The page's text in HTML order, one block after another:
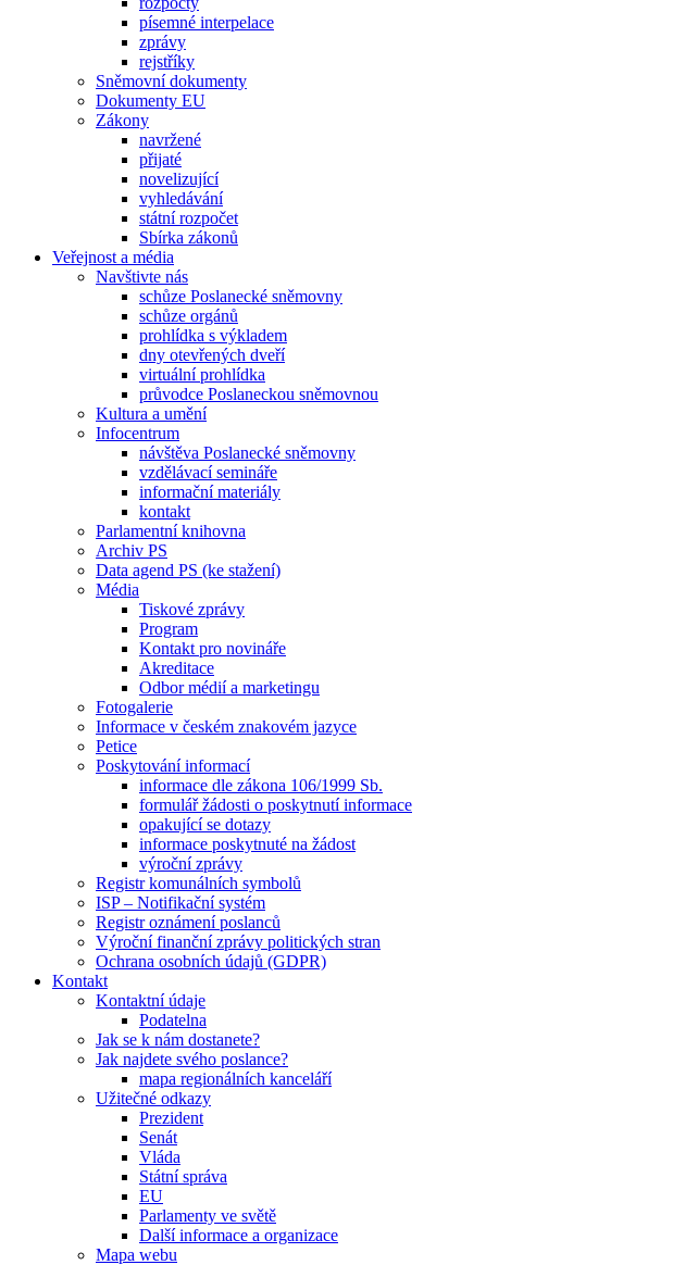
písemné interpelace
zprávy
rejstříky
Sněmovní dokumenty
Dokumenty EU
Zákony
navržené
přijaté
novelizující
vyhledávání
státní rozpočet
Sbírka zákonů
Veřejnost a média
Navštivte nás
schůze Poslanecké sněmovny
schůze orgánů
prohlídka s výkladem
dny otevřených dveří
virtuální prohlídka
průvodce Poslaneckou sněmovnou
Kultura a umění
Infocentrum
návštěva Poslanecké sněmovny
vzdělávací semináře
informační materiály
kontakt
Parlamentní knihovna
Archiv PS
Data agend PS (ke stažení)
Média
Tiskové zprávy
Program
Kontakt pro novináře
Akreditace
Odbor médií a marketingu
Fotogalerie
Informace v českém znakovém jazyce
Petice
Poskytování informací
informace dle zákona 106/1999 Sb.
formulář žádosti o poskytnutí informace
opakující se dotazy
informace poskytnuté na žádost
výroční zprávy
Registr komunálních symbolů
ISP – Notifikační systém
Registr oznámení poslanců
Výroční finanční zprávy politických stran
Ochrana osobních údajů (GDPR)
Kontakt
Kontaktní údaje
Podatelna
Jak se k nám dostanete?
Jak najdete svého poslance?
mapa regionálních kanceláří
Užitečné odkazy
Prezident
Senát
Vláda
Státní správa
EU
Parlamenty ve světě
Další informace a organizace
Mapa webu